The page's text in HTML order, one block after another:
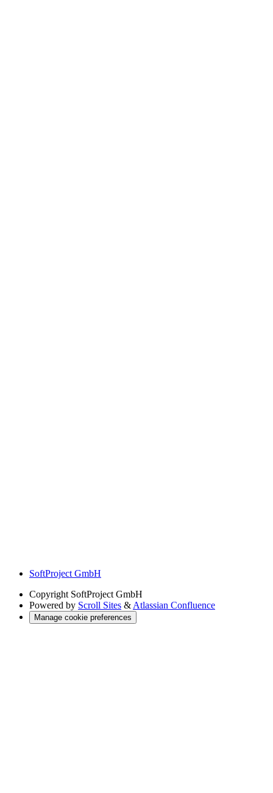
SoftProject GmbH
Copyright SoftProject GmbH
Powered by Scroll Sites & Atlassian Confluence
Manage cookie preferences